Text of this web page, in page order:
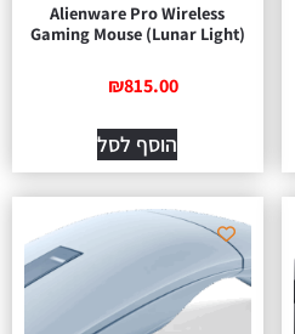
Alienware Pro Wireless
Gaming Mouse (Lunar Light)
₪815.00
הוסף לסל